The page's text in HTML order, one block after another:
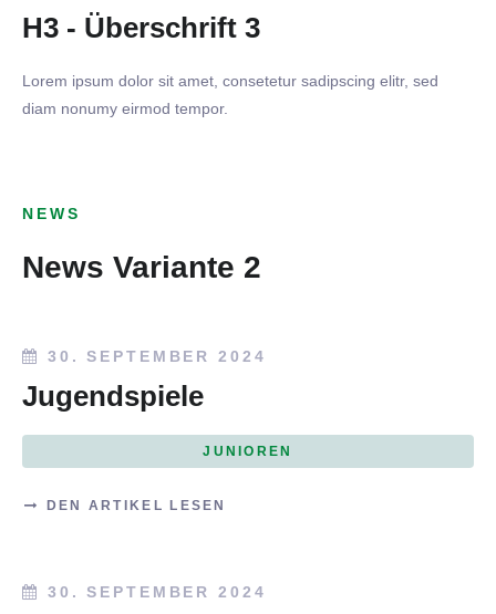
H3 - Überschrift 3
Lorem ipsum dolor sit amet, consetetur sadipscing elitr, sed
diam nonumy eirmod tempor.
NEWS
News Variante 2
30. SEPTEMBER 2024
Jugendspiele
JUNIOREN
DEN ARTIKEL LESEN
30. SEPTEMBER 2024